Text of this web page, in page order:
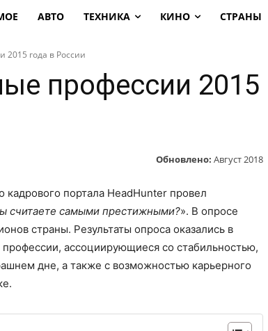
АВТО ТЕХНИКА КИНО СТРАНЫ
года в России
профессии 2015
Обновлено: Август 2018
портала HeadHunter провел
считаете самыми престижными?». В опросе
страны. Результаты опроса оказались в
ассоциирующиеся со стабильностью,
дне, а также с возможностью карьерного